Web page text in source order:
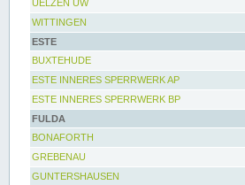
UELZEN UW
WITTINGEN
ESTE
BUXTEHUDE
ESTE INNERES SPERRWERK AP
ESTE INNERES SPERRWERK BP
FULDA
BONAFORTH
GREBENAU
GUNTERSHAUSEN